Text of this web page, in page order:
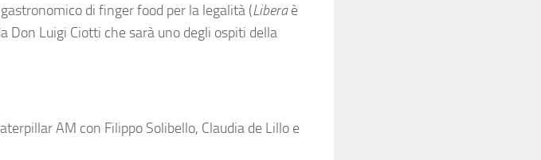
di finger food per la legalità (Liberaè
Don Luigi Ciotti che sarà uno degli ospiti della
AM con Filippo Solibello, Claudia de Lillo e